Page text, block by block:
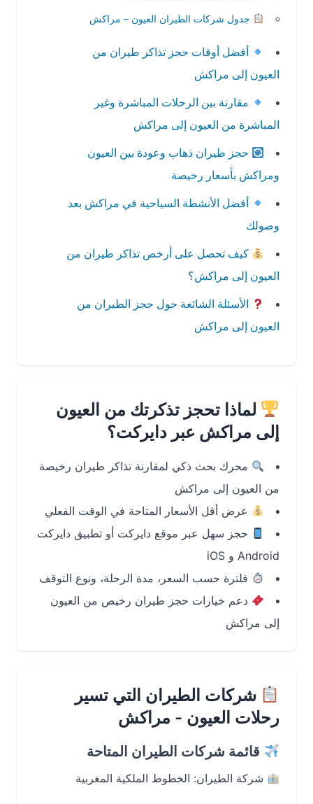
جدول شركات الطيران العيون – مراكش
أفضل أوقات حجز تذاكر طيران من
العيون إلى مراكش
مقارنة بين الرحلات المباشرة وغير
المباشرة من العيون إلى مراكش
حجز طيران ذهاب وعودة بين العيون
ومراكش بأسعار رخيصة
أفضل الأنشطة السياحية في مراكش بعد
وصولك
كيف تحصل على أرخص تذاكر طيران من
العيون إلى مراكش؟
الأسئلة الشائعة حول حجز الطيران من
العيون إلى مراكش
لماذا تحجز تذكرتك من العيون
إلى مراكش عبر دايركت؟
محرك بحث ذكي لمقارنة تذاكر طيران رخيصة
من العيون إلى مراكش
عرض أقل الأسعار المتاحة في الوقت الفعلي
حجز سهل عبر موقع دايركت أو تطبيق دايركت
Android و iOS
فلترة حسب السعر، مدة الرحلة، ونوع التوقف
دعم خيارات حجز طيران رخيص من العيون
إلى مراكش
شركات الطيران التي تسير
رحلات العيون - مراكش
قائمة شركات الطيران المتاحة
شركة الطيران: الخطوط الملكية المغربية